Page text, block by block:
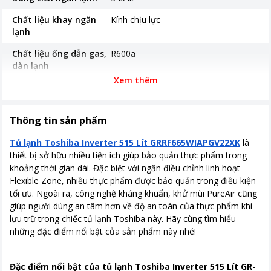
Chất liệu khay ngăn
lạnh
Kính chịu lực
Chất liệu ống dẫn gas,
dàn lạnh
R600a
Có inverter
Công nghệ tiết kiệm
điện
Công nghệ Origin Inverter tiết kiệm
điện
Công nghệ làm lạnh
Luồng khí lạnh đa chiều
Công nghệ kháng
khuẩn, khử mùi
Khử mùi diệt khuẩn với công nghệ
PureAir
Xem thêm
Thông tin sản phẩm
Tủ lạnh Toshiba Inverter 515 Lít GRRF665WIAPGV22XK là
thiết bị sở hữu nhiều tiện ích giúp bảo quản thực phẩm trong
khoảng thời gian dài. Đặc biệt với ngăn điều chỉnh linh hoạt
Flexible Zone, nhiều thực phẩm được bảo quản trong điều kiện
tối ưu. Ngoài ra, công nghệ kháng khuẩn, khử mùi PureAir cũng
giúp người dùng an tâm hơn về độ an toàn của thực phẩm khi
lưu trữ trong chiếc tủ lạnh Toshiba này. Hãy cùng tìm hiểu
những đặc điểm nổi bật của sản phẩm này nhé!
Đặc điểm nổi bật của tủ lạnh Toshiba Inverter 515 Lít GR-